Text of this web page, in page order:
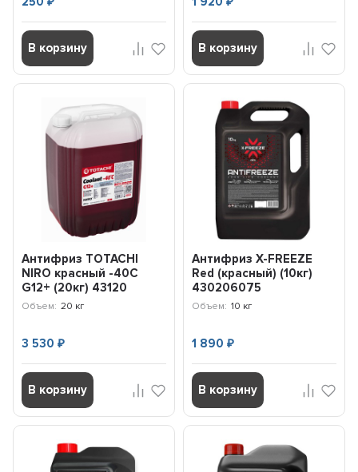
В корзину В корзину
Антифриз TOTACHI
NIRO красный -40C
G12+ (20кг) 43120
Объем: 20 кг
3 530₽
В корзину
Антифриз X-FREEZE
Red (красный) (10кг)
430206075
Объем: 10 кг
1 890 ₽
В корзину